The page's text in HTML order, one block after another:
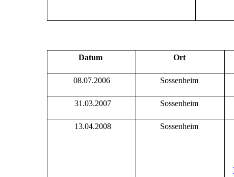
Datum Ort
08.07.2006 Sossenheim
31.03.2007 Sossenheim
13.04.2008 Sossenheim